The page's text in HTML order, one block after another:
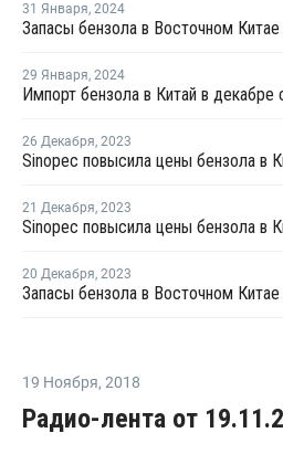
31 Января, 2024
29 Января, 2024
Импорт бензола в Китай в декабре
26 Декабря, 2023
Sinopec повысила цены бензола в
21 Декабря, 2023
Sinopec повысила цены бензола в
20 Декабря, 2023
19 Ноября, 2018
Радио-лента от